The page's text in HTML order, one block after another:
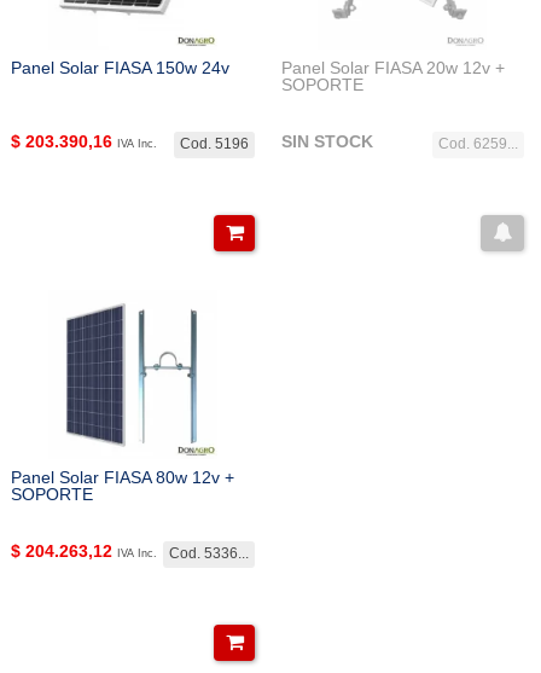
Panel Solar FIASA 150w 24v
Cod. 5196
$ 203.390,16 IVA Inc.
Panel Solar FIASA 20w 12v +
SOPORTE
Cod. 6259...
SIN STOCK
Panel Solar FIASA 80w 12v +
SOPORTE
Cod. 5336...
$ 204.263,12 IVA Inc.